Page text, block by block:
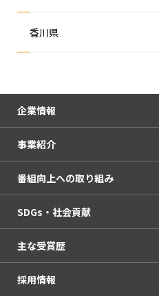
香川県
企業情報
会社概要
企業理念
人権方針・コンプライアンス憲章
サービスエリア・中継局
杜の街本社
事業紹介
放送・イベント
KURUN HALL
OHKウェブコンサルティング
OHKハウジング
番組向上への取り組み
番組審議会
社外モニター
放送番組の種別
SDGs・社会貢献
SDGsの取り組み
OHKの社会貢献活動
主な受賞歴
採用情報